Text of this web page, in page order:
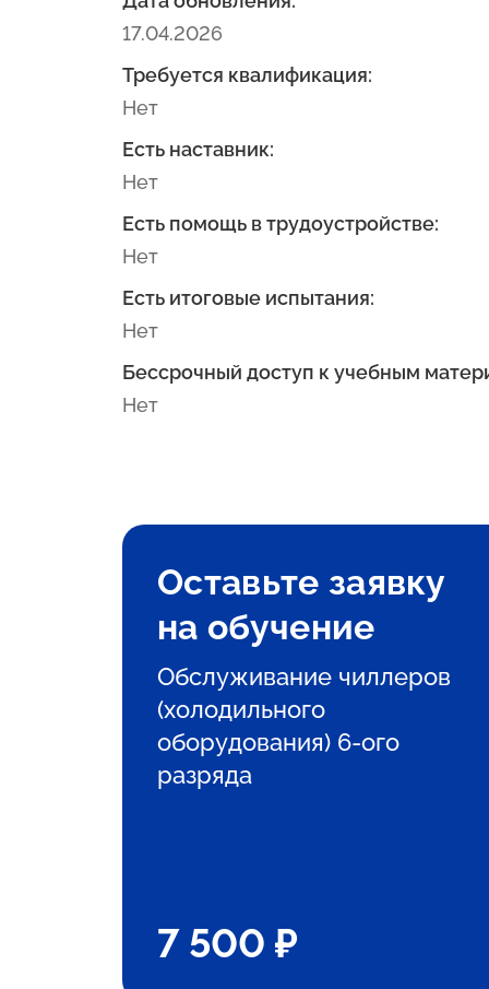
17.04.2026
Требуется квалификация:
Нет
Есть наставник:
Нет
Есть помощь в трудоустройстве:
Нет
Есть итоговые испытания:
Нет
Бессрочный доступ к учебным
Нет
Оставьте заявку
на обучение
Обслуживание чиллеров
(холодильного
оборудования) 6-ого
разряда
7 500 ₽